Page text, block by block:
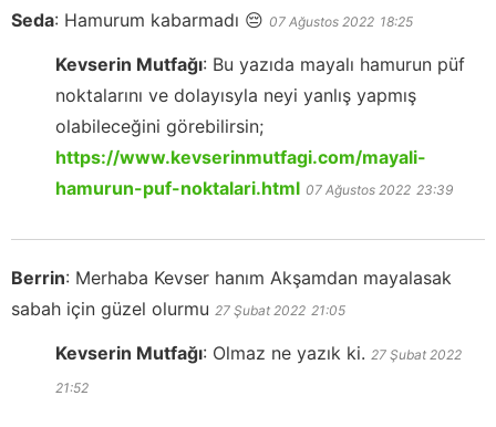
Seda: Hamurum kabarmadı 😔 07 Ağustos 2022 18:25
Kevserin Mutfağı: Bu yazıda mayalı hamurun püf
noktalarını ve dolayısyla neyi yanlış yapmış
olabileceğini görebilirsin;
https://www.kevserinmutfagi.com/mayali-
hamurun-puf-noktalari.html 07 Ağustos 2022 23:39
Berrin: Merhaba Kevser hanım Akşamdan mayalasak
sabah için güzel olurmu 27 Şubat 2022 21:05
Kevserin Mutfağı: Olmaz ne yazık ki. 27 Şubat 2022
21:52